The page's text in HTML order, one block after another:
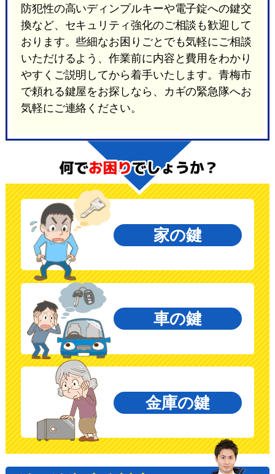
防犯性の高いディンプルキーや電子錠への鍵交
換など、セキュリティ強化のご相談も歓迎して
おります。些細なお困りごとでも気軽にご相談
いただけるよう、作業前に内容と費用をわかり
やすくご説明してから着手いたします。青梅市
で頼れる鍵屋をお探しなら、カギの緊急隊へお
気軽にご連絡ください。
家の鍵
車の鍵
金庫の鍵